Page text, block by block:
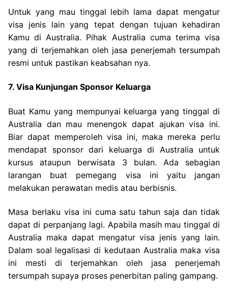
Untuk yang mau tinggal lebih lama dapat mengatur
visa jenis lain yang tepat dengan tujuan kehadiran
Kamu di Australia. Pihak Australia cuma terima visa
yang di terjemahkan oleh jasa penerjemah tersumpah
resmi untuk pastikan keabsahan nya.
7. Visa Kunjungan Sponsor Keluarga
Buat Kamu yang mempunyai keluarga yang tinggal di
Australia dan mau menengok dapat ajukan visa ini.
Biar dapat memperoleh visa ini, maka mereka perlu
mendapat sponsor dari keluarga di Australia untuk
kursus ataupun berwisata 3 bulan. Ada sebagian
larangan buat pemegang visa ini yaitu jangan
melakukan perawatan medis atau berbisnis.
Masa berlaku visa ini cuma satu tahun saja dan tidak
dapat di perpanjang lagi. Apabila masih mau tinggal di
Australia maka dapat mengatur visa jenis yang lain.
Dalam soal legalisasi di kedutaan Australia maka visa
ini mesti di terjemahkan oleh jasa penerjemah
tersumpah supaya proses penerbitan paling gampang.